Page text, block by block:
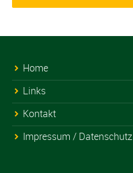
Home
Links
Kontakt
Impressum / Datenschutz